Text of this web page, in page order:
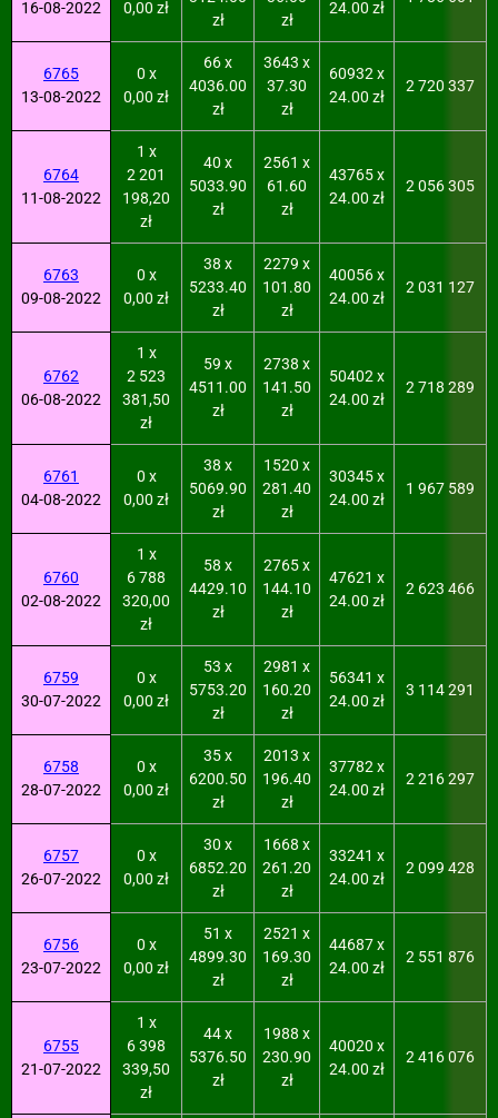
16-08-2022
0,00 zł
zł
zł
24.00 zł
6765
13-08-2022
0 x
0,00 zł
66 x
4036.00
zł
3643 x
37.30
zł
60932 x
24.00 zł
2 720 337
6764
11-08-2022
1 x
2 201
198,20
zł
40 x
5033.90
zł
2561 x
61.60
zł
43765 x
24.00 zł
2 056 305
6763
09-08-2022
0 x
0,00 zł
38 x
5233.40
zł
2279 x
101.80
zł
40056 x
24.00 zł
2 031 127
6762
06-08-2022
1 x
2 523
381,50
zł
59 x
4511.00
zł
2738 x
141.50
zł
50402 x
24.00 zł
2 718 289
6761
04-08-2022
0 x
0,00 zł
38 x
5069.90
zł
1520 x
281.40
zł
30345 x
24.00 zł
1 967 589
6760
02-08-2022
1 x
6 788
320,00
zł
58 x
4429.10
zł
2765 x
144.10
zł
47621 x
24.00 zł
2 623 466
6759
30-07-2022
0 x
0,00 zł
53 x
5753.20
zł
2981 x
160.20
zł
56341 x
24.00 zł
3 114 291
6758
28-07-2022
0 x
0,00 zł
35 x
6200.50
zł
2013 x
196.40
zł
37782 x
24.00 zł
2 216 297
6757
26-07-2022
0 x
0,00 zł
30 x
6852.20
zł
1668 x
261.20
zł
33241 x
24.00 zł
2 099 428
6756
23-07-2022
0 x
0,00 zł
51 x
4899.30
zł
2521 x
169.30
zł
44687 x
24.00 zł
2 551 876
6755
21-07-2022
1 x
6 398
339,50
zł
44 x
5376.50
zł
1988 x
230.90
zł
40020 x
24.00 zł
2 416 076